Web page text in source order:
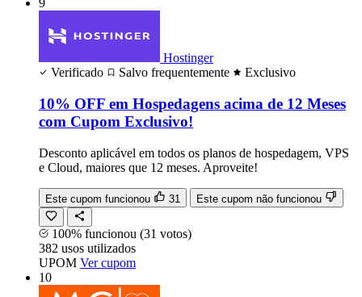
9
Hostinger
Verificado
Salvo frequentemente Exclusivo
10% OFF em Hospedagens acima de 12 Meses
com Cupom Exclusivo!
Desconto aplicável em todos os planos de hospedagem, VPS
e Cloud, maiores que 12 meses. Aproveite!
Este cupom funcionou 31 Este cupom não funcionou
100% funcionou (31 votos)
382 usos utilizados
UPOM Ver cupom
10